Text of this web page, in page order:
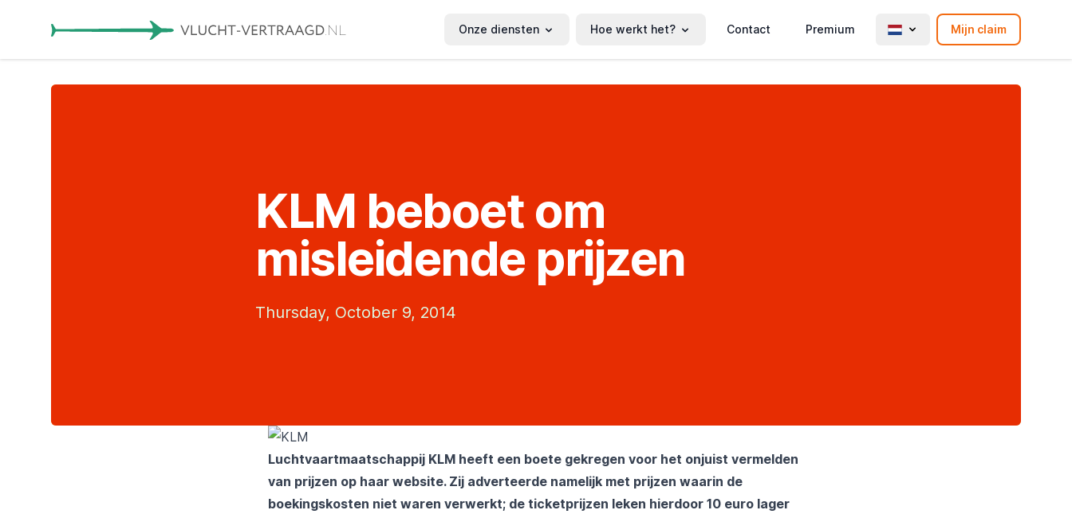
Onze diensten Hoe werkt het? Contact Premium Mijn claim
KLM beboet om
misleidende prijzen
Thursday, October 9, 2014
Luchtvaartmaatschappij KLM heeft een boete gekregen voor het onjuist vermelden
van prijzen op haar website. Zij adverteerde namelijk met prijzen waarin de
boekingskosten niet waren verwerkt; de ticketprijzen leken hierdoor 10 euro lager